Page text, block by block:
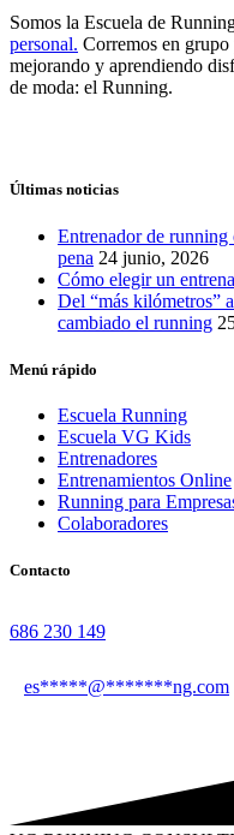
Somos la Escuela de
personal. Corremos en
mejorando y aprendiendo
de moda: el Running.
Últimas noticias
Entrenador de
pena 24 junio, 2026
Cómo elegir un
Del “más kilómetros”
cambiado el running
Menú rápido
Escuela Running
Escuela VG Kids
Entrenadores
Entrenamientos Online
Running para
Colaboradores
Contacto
686 230 149
es*****@*******ng.com